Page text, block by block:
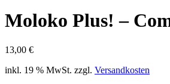
Moloko Plus! –
13,00 €
inkl. 19 % MwSt. zzgl. Versandkosten